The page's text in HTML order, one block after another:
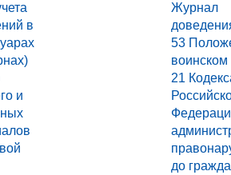
в
и
Журнал
53
воинском
21
до